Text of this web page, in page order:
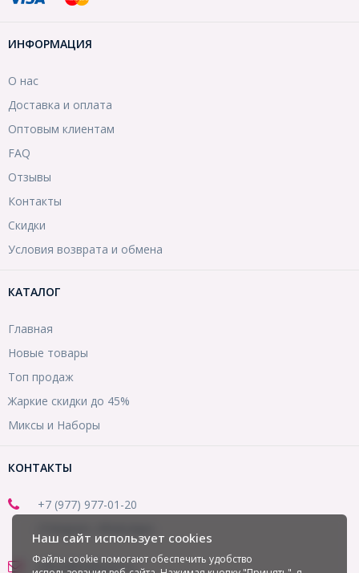
ИНФОРМАЦИЯ
О нас
Доставка и оплата
Оптовым клиентам
FAQ
Отзывы
Контакты
Скидки
Условия возврата и обмена
КАТАЛОГ
Главная
Новые товары
Топ продаж
Жаркие скидки до 45%
Миксы и Наборы
КОНТАКТЫ
+7 (977) 977-01-20
office@mirbusin.ru
Наш сайт использует cookies
Файлы cookie помогают обеспечить удобство